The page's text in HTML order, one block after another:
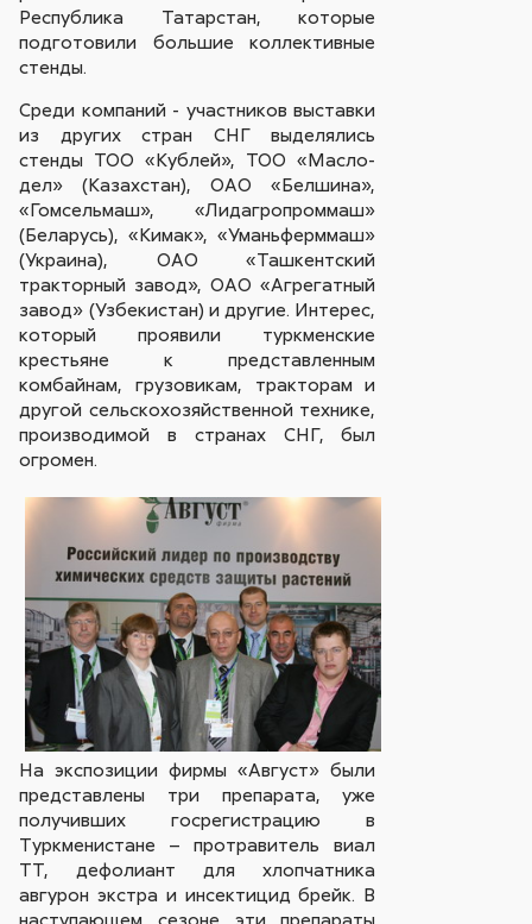
Республика Татарстан, которые
подготовили большие коллективные
стенды.
Среди компаний - участников выставки
из других стран СНГ выделялись
стенды ТОО «Кублей», ТОО «Масло-
дел» (Казахстан), ОАО «Белшина»,
«Гомсельмаш», «Лидагропроммаш»
(Беларусь), «Кимак», «Уманьферммаш»
(Украина), ОАО «Ташкентский
тракторный завод», ОАО «Агрегатный
завод» (Узбекистан) и другие. Интерес,
который проявили туркменские
крестьяне к представленным
комбайнам, грузовикам, тракторам и
другой сельскохозяйственной технике,
производимой в странах СНГ, был
огромен.
На экспозиции фирмы «Август» были
представлены три препарата, уже
получивших госрегистрацию в
Туркменистане – протравитель виал
ТТ, дефолиант для хлопчатника
авгурон экстра и инсектицид брейк. В